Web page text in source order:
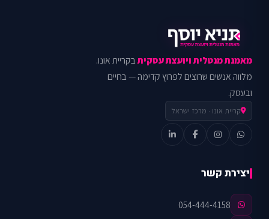
מאמנת מנטלית ויועצת עסקיתבקריית אונו.
מלווה אנשים שרוצים לפרוץ קדימה — בחיים
ובעסק.
קריית אונו · מרכז ישראל
יצירת קשר
054-444-4158